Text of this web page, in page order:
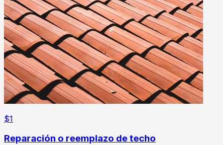
$1
Reparación o reemplazo de techo